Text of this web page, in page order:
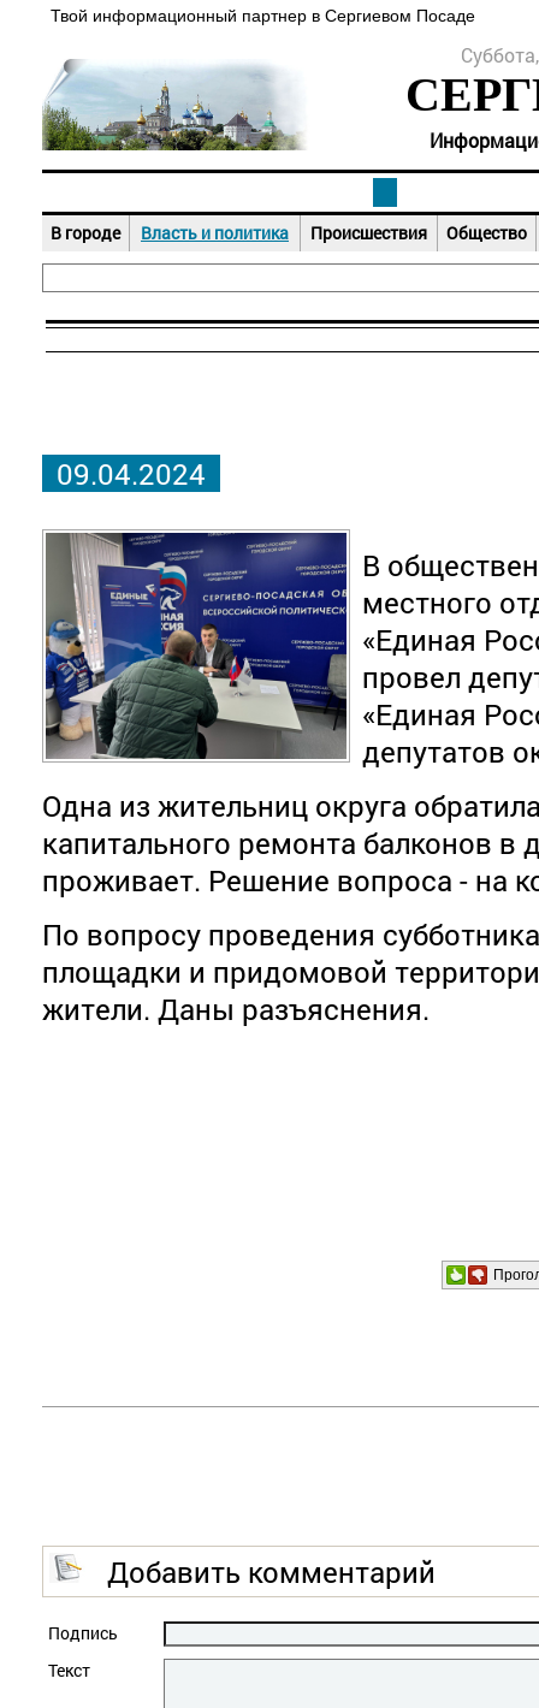
Твой информационный партнер в Сергиевом Посаде
В городе Власть и политика Происшествия Общество
09.04.2024
В
местного
«Единая
провел
«Единая
депутатов
Одна из жительниц округа
капитального ремонта балконов в
проживает. Решение вопроса - на
По вопросу проведения
площадки и придомовой
жители. Даны разъяснения.
Добавить комментарий
Подпись
Текст